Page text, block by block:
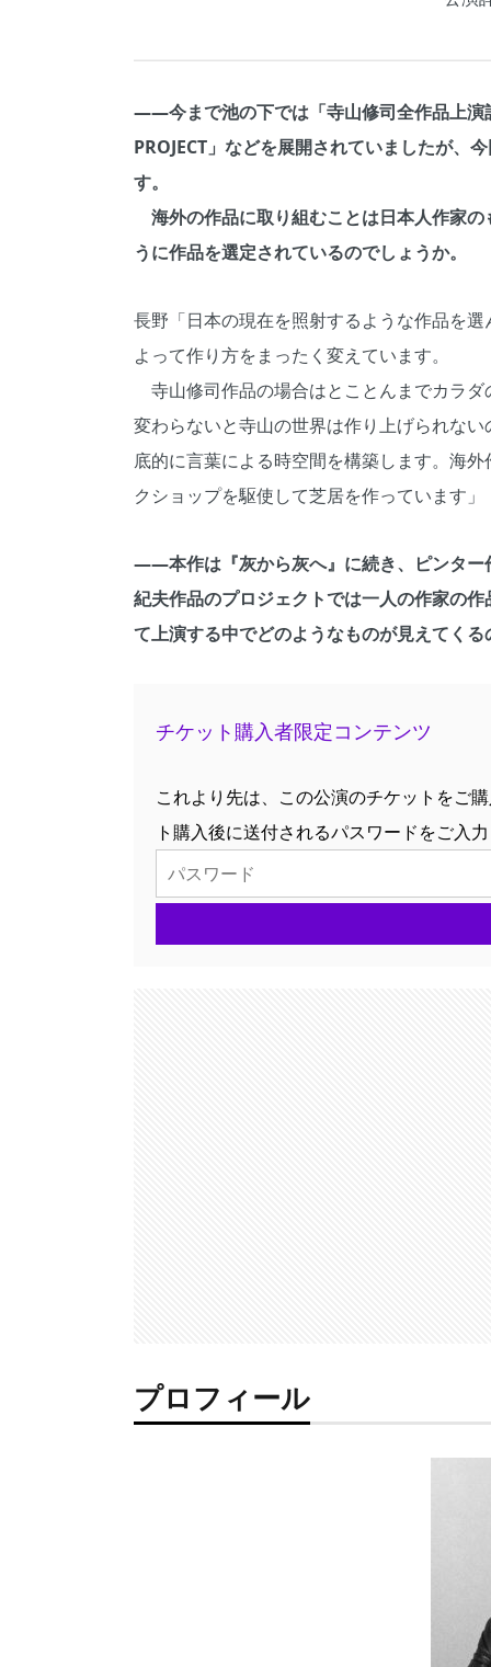
――今まで池の下では「寺山修司全作品上
PROJECT」などを展開されていましたが、
す。
海外の作品に取り組むことは日本人作家
うに作品を選定されているのでしょうか。
長野「日本の現在を照射するような作品を
よって作り方をまったく変えています。
寺山修司作品の場合はとことんまでカラ
変わらないと寺山の世界は作り上げられな
底的に言葉による時空間を構築します。海
クショップを駆使して芝居を作っています」
――本作は『灰から灰へ』に続き、ピンター
紀夫作品のプロジェクトでは一人の作家の
て上演する中でどのようなものが見えてく
チケット購入者限定コンテンツ
これより先は、この公演のチケットをご
ト購入後に送付されるパスワードをご入
プロフィール